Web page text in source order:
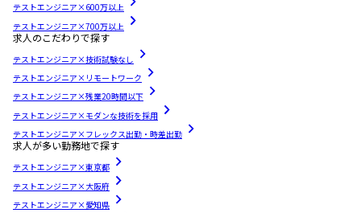
テストエンジニア×600万以上
テストエンジニア×700万以上
求人のこだわりで探す
テストエンジニア×技術試験なし
テストエンジニア×リモートワーク
テストエンジニア×残業20時間以下
テストエンジニア×モダンな技術を採用
テストエンジニア×フレックス出勤・時差出勤
求人が多い勤務地で探す
テストエンジニア×東京都
テストエンジニア×大阪府
テストエンジニア×愛知県